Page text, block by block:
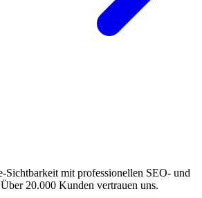
Sichtbarkeit mit professionellen SEO- und
20.000 Kunden vertrauen uns.